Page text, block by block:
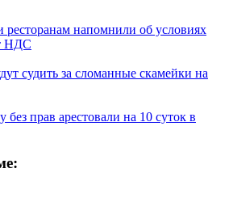
напомнили об условиях
НДС
судить за сломанные скамейки на
прав арестовали на 10 суток в